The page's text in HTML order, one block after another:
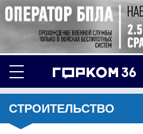
СТРОИТЕЛЬСТВО